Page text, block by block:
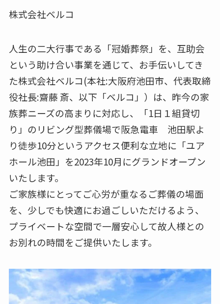
株式会社ベルコ
人生の二大行事である「冠婚葬祭」を、互助会
という助け合い事業を通じて、お手伝いしてき
た株式会社ベルコ(本社:大阪府池田市、代表取締
役社長:齋藤 斎、以下「ベルコ」）は、昨今の家
族葬ニーズの高まりに対応し、「1日１組貸切
り」のリビング型葬儀場で阪急電車 池田駅よ
り徒歩10分というアクセス便利な立地に「ユア
ホール池田」を2023年10月にグランドオープン
いたします。
ご家族様にとってご心労が重なるご葬儀の場面
を、少しでも快適にお過ごしいただけるよう、
プライベートな空間で一層安心して故人様との
お別れの時間をご提供いたします。